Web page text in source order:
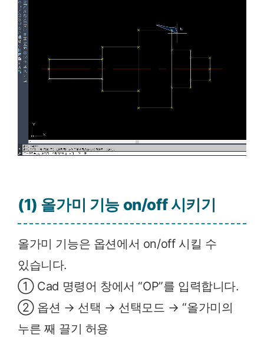
(1) 올가미 기능 on/off 시키기
올가미 기능은 옵션에서 on/off 시킬 수
있습니다.
① Cad 명령어 창에서 “OP”를 입력합니다.
② 옵션 → 선택 → 선택모드 → “올가미의
누른 째 끌기 허용